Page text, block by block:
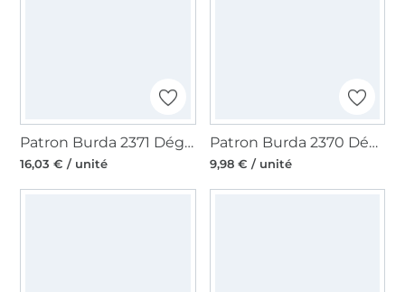
Patron Burda 2371 Déguisement Sorcière, princesse des glaces, elfe, en français
16,03 € / unité
Patron Burda 2370 Déguisement Fantôme enfant, en français
9,98 € / unité